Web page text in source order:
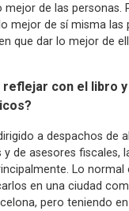
mejor de las personas.
mejor de sí misma las
que dar lo mejor de
reflejar con el libro
a despachos de
de asesores fiscales,
Lo normal
en una ciudad
pero teniendo